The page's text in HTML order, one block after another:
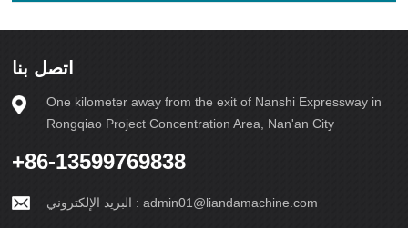
اتصل بنا
One kilometer away from the exit of Nanshi Expressway in
Rongqiao Project Concentration Area, Nan'an City
+86-13599769838
البريد الإلكتروني :admin01@liandamachine.com